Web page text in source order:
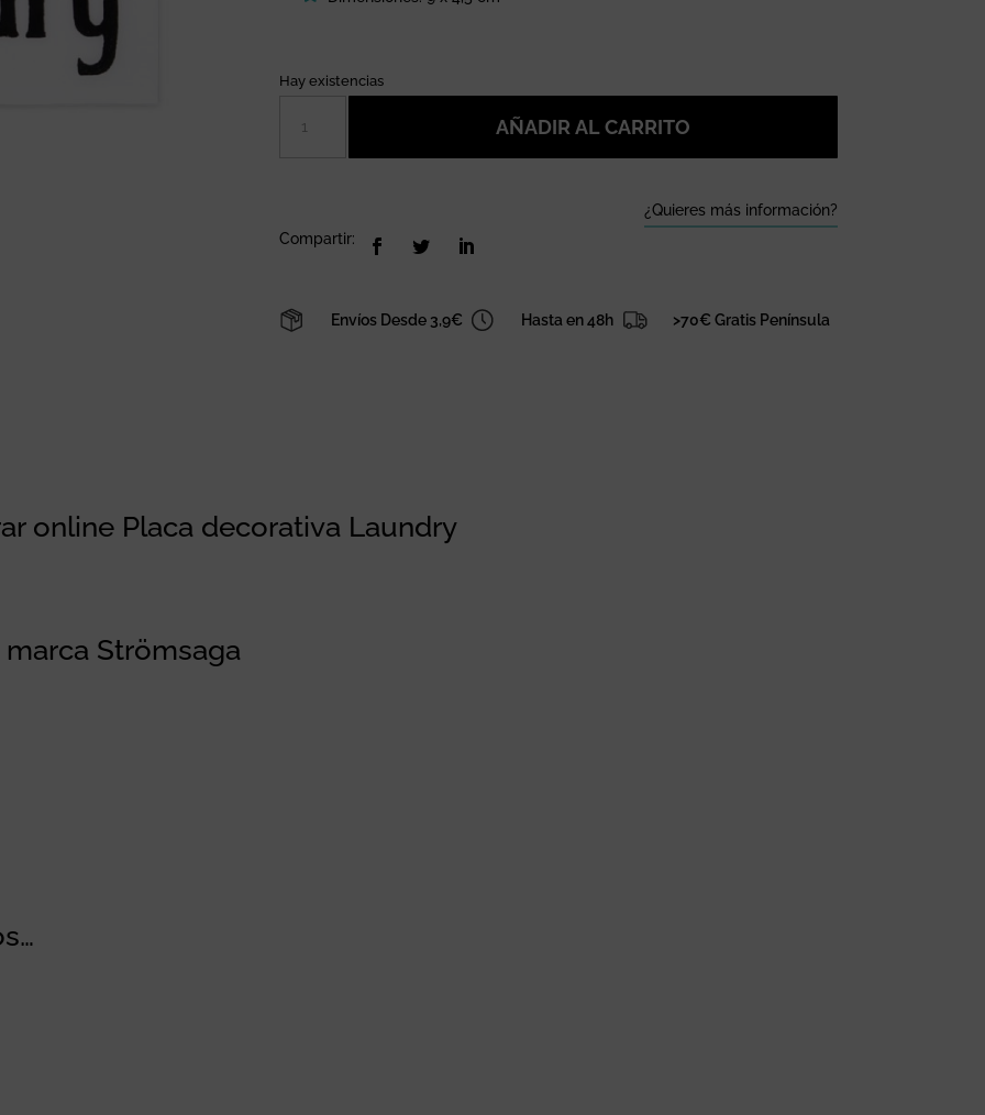
Hay existencias
decorativa
AÑADIR AL CARRITO
Compartir:
¿Quieres más información?
Envíos Desde 3,9€ Hasta en 48h >70€ Gratis Península
online Placa decorativa Laundry
Strömsaga